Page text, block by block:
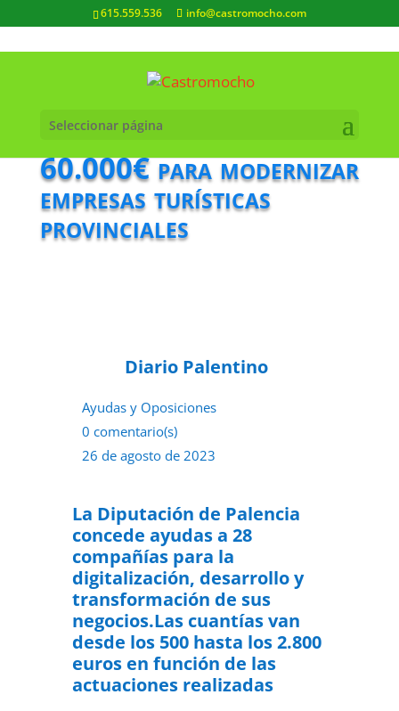
615.559.536 info@castromocho.com
Seleccionar página
60.000€ para modernizar
empresas turísticas
provinciales
Diario Palentino
Ayudas y Oposiciones
0 comentario(s)
26 de agosto de 2023
La Diputación de Palencia
concede ayudas a 28
compañías para la
digitalización, desarrollo y
transformación de sus
negocios.Las cuantías van
desde los 500 hasta los 2.800
euros en función de las
actuaciones realizadas